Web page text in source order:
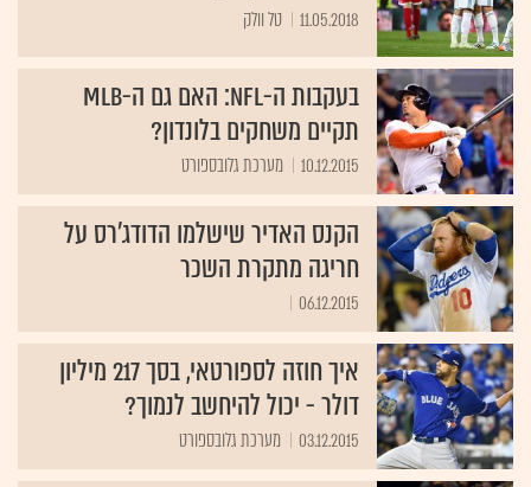
11.05.2018 טל וולק
בעקבות ה-NFL: האם גם ה-MLB
תקיים משחקים בלונדון?
10.12.2015 מערכת גלובספורט
הקנס האדיר שישלמו הדודג'רס על
חריגה מתקרת השכר
06.12.2015
איך חוזה לספורטאי, בסך 217 מיליון
דולר - יכול להיחשב לנמוך?
03.12.2015 מערכת גלובספורט